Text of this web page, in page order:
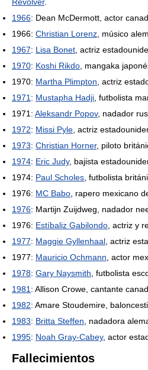
Revolver.
1966: Dean McDermott, actor
1966: Christian Lorenz, músico
1967: Lisa Bonet, actriz
1970: Koshi Rikdo, mangaka
1970: Martha Plimpton, actriz
1971: Mustapha Hadji, futbolista
1971: Aleksandr Popov, nadador
1972: Missi Pyle, actriz
1973: Christian Horner, piloto
1974: Eric Judy, bajista
1974: Paul Scholes, futbolista
1976: MC Babo, rapero mexicano
1976: Martijn Zuijdweg, nadador
1976: Estíbaliz Gabilondo, actriz y
1977: Maggie Gyllenhaal, actriz
1977: Mauricio Ochmann, actor
1978: Gary Naysmith, futbolista
1981: Allison Crowe, cantante
1982: Amare Stoudemire,
1983: Britta Steffen, nadadora
1995: Noah Gray-Cabey, actor
Fallecimientos